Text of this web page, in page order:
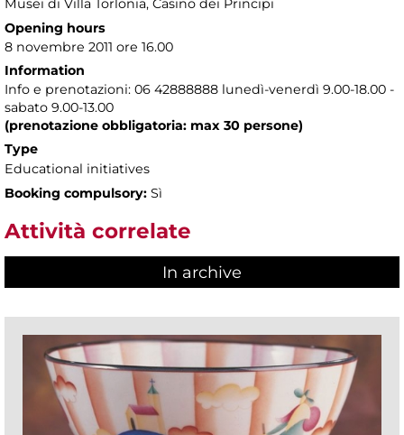
Musei di Villa Torlonia, Casino dei Principi
Opening hours
8 novembre 2011 ore 16.00
Information
Info e prenotazioni: 06 42888888 lunedì-venerdì 9.00-18.00 -
sabato 9.00-13.00
(prenotazione obbligatoria: max 30 persone)
Type
Educational initiatives
Booking compulsory: Sì
Attività correlate
In archive